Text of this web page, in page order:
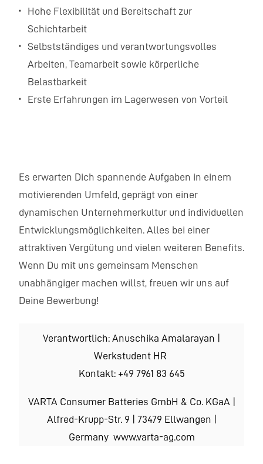
Hohe Flexibilität und Bereitschaft zur
Schichtarbeit
Selbstständiges und verantwortungsvolles
Arbeiten, Teamarbeit sowie körperliche
Belastbarkeit
Erste Erfahrungen im Lagerwesen von Vorteil
Es erwarten Dich spannende Aufgaben in einem
motivierenden Umfeld, geprägt von einer
dynamischen Unternehmerkultur und individuellen
Entwicklungsmöglichkeiten. Alles bei einer
attraktiven Vergütung und vielen weiteren Benefits.
Wenn Du mit uns gemeinsam Menschen
unabhängiger machen willst, freuen wir uns auf
Deine Bewerbung!
Verantwortlich: Anuschika Amalarayan |
Werkstudent HR
Kontakt: +49 7961 83 645
VARTA Consumer Batteries GmbH & Co. KGaA |
Alfred-Krupp-Str. 9 | 73479 Ellwangen |
Germany www.varta-ag.com